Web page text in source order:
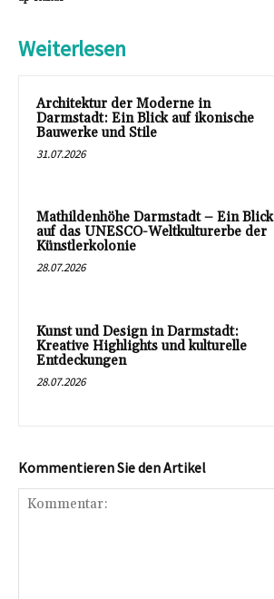
Weiterlesen
Architektur der Moderne in
Darmstadt: Ein Blick auf ikonische
Bauwerke und Stile
31.07.2026
Mathildenhöhe Darmstadt – Ein Blick
auf das UNESCO-Weltkulturerbe der
Künstlerkolonie
28.07.2026
Kunst und Design in Darmstadt:
Kreative Highlights und kulturelle
Entdeckungen
28.07.2026
Kommentieren Sie den Artikel